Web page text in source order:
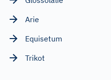
Arie
Equisetum
Trikot